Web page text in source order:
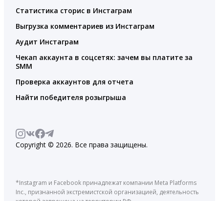
Статистика сторис в Инстаграм
Выгрузка комментариев из Инстаграм
Аудит Инстаграм
Чекап аккаунта в соцсетях: зачем вы платите за
SMM
Проверка аккаунтов для отчета
Найти победителя розыгрыша
Copyright © 2026. Все права защищены.
*Instagram и Facebook принадлежат компании Meta Platforms
Inc., признанной экстремистской организацией, деятельность